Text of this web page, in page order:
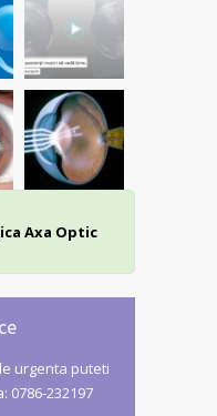
Axa Optic
urgenta puteti
0786-232197